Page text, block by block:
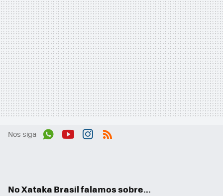
Nos siga
No Xataka Brasil falamos sobre...